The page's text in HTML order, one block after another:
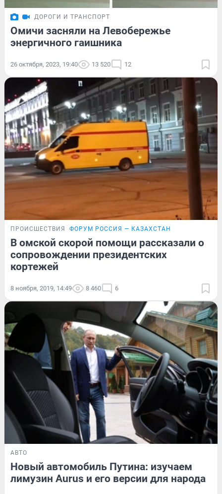
ДОРОГИ И ТРАНСПОРТ
Омичи засняли на Левобережье
энергичного гаишника
26 октября, 2023, 19:40 13 520 12
ПРОИСШЕСТВИЯ ФОРУМ РОССИЯ — КАЗАХСТАН
В омской скорой помощи рассказали о
сопровождении президентских
кортежей
8 ноября, 2019, 14:49 8 460 6
АВТО
Новый автомобиль Путина: изучаем
лимузин Aurus и его версии для народа